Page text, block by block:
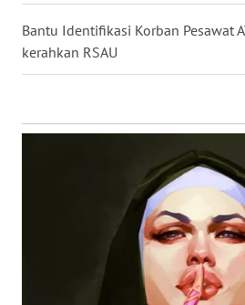
Bantu Identifikasi Korban Pesawat
kerahkan RSAU
WN
MALUKU
MALUT